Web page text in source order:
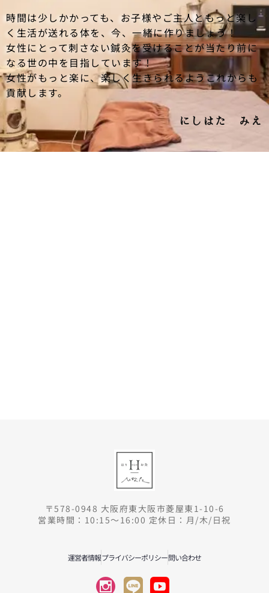
時間は少しかかっても、お子様やご主人ともっと楽し
く生活が送れる体を、今、一緒に作りましょう！
女性にとって刺さない鍼灸を受けることが当たり前に
なる世の中を目指しています！
女性がもっと楽に、楽しく生きられるようこれからも
貢献します。
にしはた みえ
〒578-0948 大阪府東大阪市菱屋東1-10-6
営業時間：10:15～16:00 定休日：月/木/日祝
運営者情報プライバシーポリシー問い合わせ